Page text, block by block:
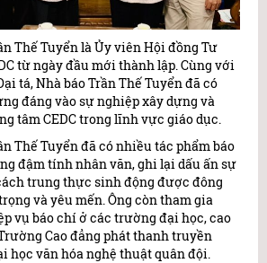
Thế Tuyển là Ủy viên Hội đồng Tư
từ ngày đầu mới thành lập. Cùng với
tá, Nhà báo Trần Thế Tuyển đã có
đáng vào sự nghiệp xây dựng và
tâm CEDC trong lĩnh vực giáo dục.
Thế Tuyển đã có nhiều tác phẩm báo
đậm tính nhân văn, ghi lại dấu ấn sự
trung thực sinh động được đông
và yêu mến. Ông còn tham gia
vụ báo chí ở các trường đại học, cao
Cao đẳng phát thanh truyền
học văn hóa nghệ thuật quân đội.